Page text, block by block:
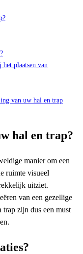
plaatsen van
van uw hal en trap
hal en trap?
manier om een
ruimte visueel
uitziet.
van een gezellige
zijn dus een must